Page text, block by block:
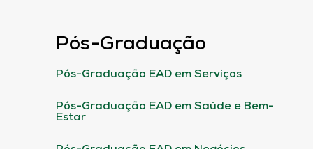
Pós-Graduação
Pós-Graduação EAD em Serviços
Pós-Graduação EAD em Saúde e Bem-
Estar